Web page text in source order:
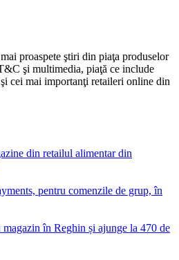
proaspete ştiri din piaţa produselor
şi multimedia, piaţă ce include
cei mai importanţi retaileri online din
din retailul alimentar din
pentru comenzile de grup, în
în Reghin și ajunge la 470 de